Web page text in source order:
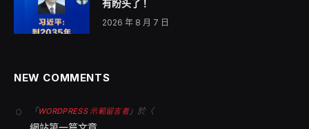
目前九龙殡仪馆开放予公众悼念火灾罹难者，正值事发
「头七」。馆内设有白花布置、烛光区与献花处，并举行
痛。